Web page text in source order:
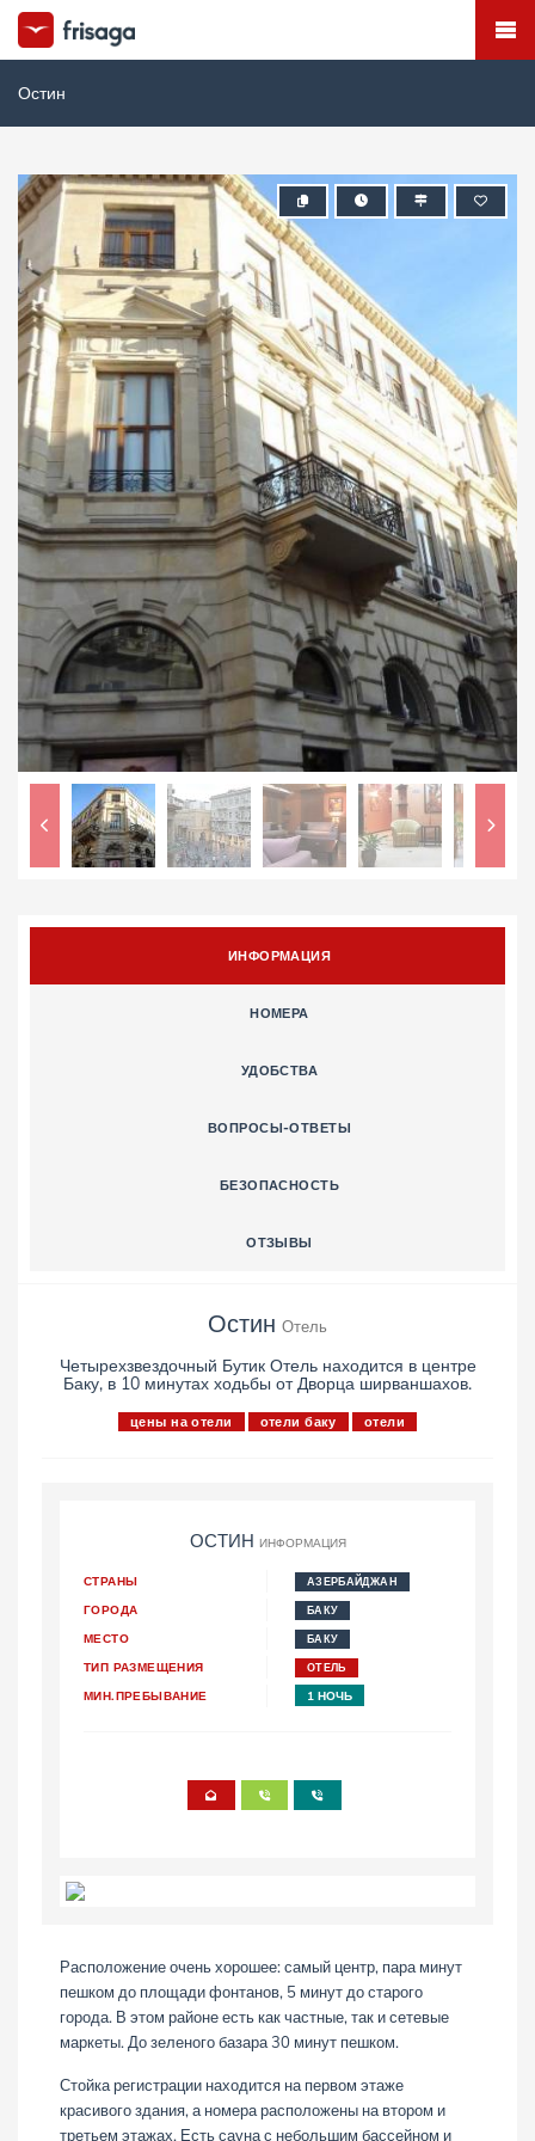
Остин
ИНФОРМАЦИЯ
НОМЕРА
УДОБСТВА
ВОПРОСЫ-ОТВЕТЫ
БЕЗОПАСНОСТЬ
ОТЗЫВЫ
Остин Отель
Четырехзвездочный Бутик Отель находится в центре
Баку, в 10 минутах ходьбы от Дворца ширваншахов.
цены на отели отели баку отели
ОСТИН ИНФОРМАЦИЯ
СТРАНЫ АЗЕРБАЙДЖАН
ГОРОДА БАКУ
МЕСТО БАКУ
ТИП РАЗМЕЩЕНИЯ ОТЕЛЬ
МИН.ПРЕБЫВАНИЕ 1 НОЧЬ
Расположение очень хорошее: самый центр, пара минут
пешком до площади фонтанов, 5 минут до старого
города. В этом районе есть как частные, так и сетевые
маркеты. До зеленого базара 30 минут пешком.
Стойка регистрации находится на первом этаже
красивого здания, а номера расположены на втором и
третьем этажах. Есть сауна с небольшим бассейном и